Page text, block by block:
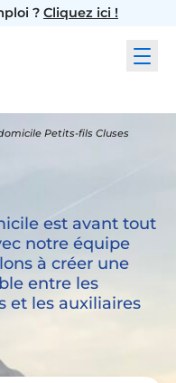
? Cliquez ici !
Petits-fils Cluses
est avant tout
notre équipe
à créer une
entre les
et les auxiliaires